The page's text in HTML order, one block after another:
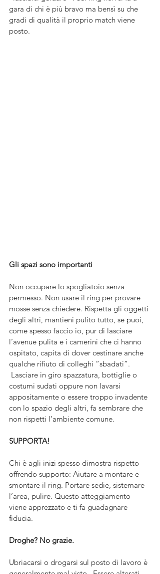
gara di chi è più bravo ma bensì su che
gradi di qualità il proprio match viene
posto.
Gli spazi sono importanti
Non occupare lo spogliatoio senza
permesso. Non usare il ring per provare
mosse senza chiedere. Rispetta gli oggetti
degli altri, mantieni pulito tutto, se puoi,
come spesso faccio io, pur di lasciare
l’avenue pulita e i camerini che ci hanno
ospitato, capita di dover cestinare anche
qualche rifiuto di colleghi “sbadati”.
Lasciare in giro spazzatura, bottiglie o
costumi sudati oppure non lavarsi
appositamente o essere troppo invadente
con lo spazio degli altri, fa sembrare che
non rispetti l’ambiente comune.
SUPPORTA!
Chi è agli inizi spesso dimostra rispetto
offrendo supporto: Aiutare a montare e
smontare il ring. Portare sedie, sistemare
l’area, pulire. Questo atteggiamento
viene apprezzato e ti fa guadagnare
fiducia.
Droghe? No grazie.
Ubriacarsi o drogarsi sul posto di lavoro è